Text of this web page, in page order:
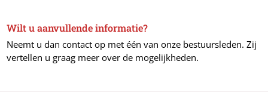
Wilt u aanvullende informatie?
Neemt u dan contact op met één van onze bestuursleden. Zij
vertellen u graag meer over de mogelijkheden.